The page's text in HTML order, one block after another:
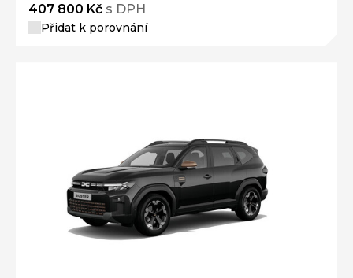
407 800 Kč s DPH
Přidat k porovnání